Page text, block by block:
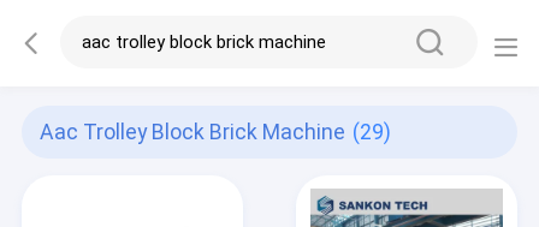
Aac Trolley Block Brick Machine (29)